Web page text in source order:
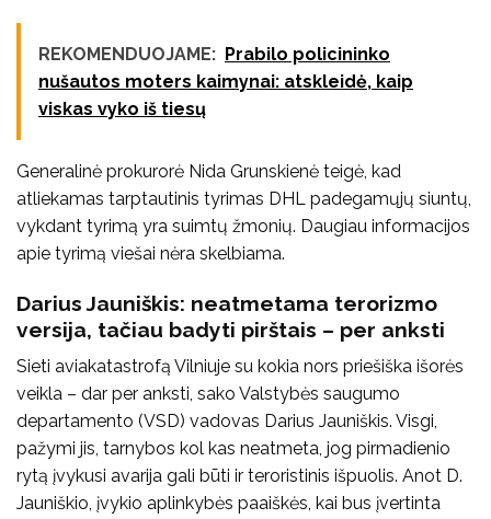
REKOMENDUOJAME: Prabilo policininko
nušautos moters kaimynai: atskleidė, kaip
viskas vyko iš tiesų
Generalinė prokurorė Nida Grunskienė teigė, kad
atliekamas tarptautinis tyrimas DHL padegamųjų siuntų,
vykdant tyrimą yra suimtų žmonių. Daugiau informacijos
apie tyrimą viešai nėra skelbiama.
Darius Jauniškis: neatmetama terorizmo
versija, tačiau badyti pirštais – per anksti
Sieti aviakatastrofą Vilniuje su kokia nors priešiška išorės
veikla – dar per anksti, sako Valstybės saugumo
departamento (VSD) vadovas Darius Jauniškis. Visgi,
pažymi jis, tarnybos kol kas neatmeta, jog pirmadienio
rytą įvykusi avarija gali būti ir teroristinis išpuolis. Anot D.
Jauniškio, įvykio aplinkybės paaiškės, kai bus įvertinta